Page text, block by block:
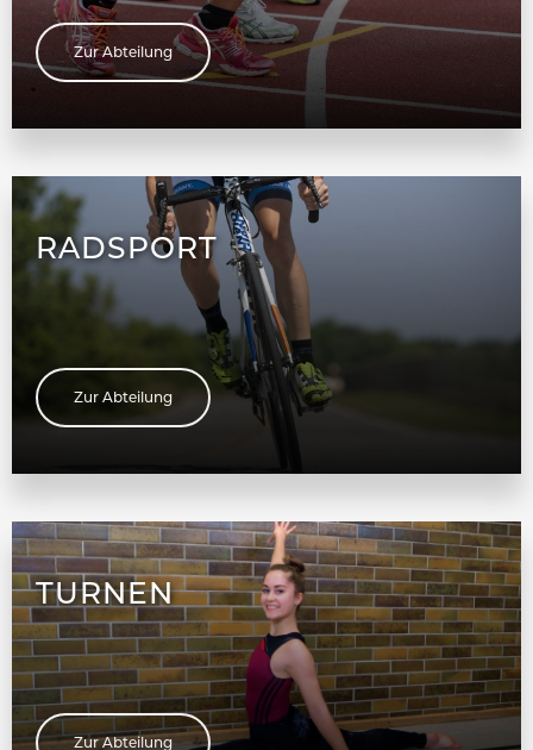
Zur Abteilung
RADSPORT
Zur Abteilung
TURNEN
Zur Abteilung